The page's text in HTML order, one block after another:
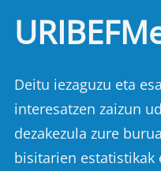
Deitu iezaguzu eta
interesatzen zaizun
dezakezula zure
bisitarien estatistikak